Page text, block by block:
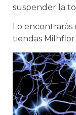
suspender la
Lo
tiendas Milhflor